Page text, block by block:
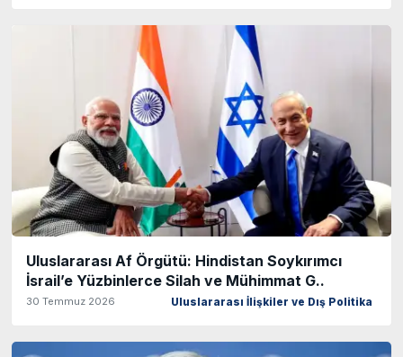
Uluslararası Af Örgütü: Hindistan Soykırımcı
İsrail’e Yüzbinlerce Silah ve Mühimmat G..
30 Temmuz 2026 Uluslararası İlişkiler ve Dış Politika